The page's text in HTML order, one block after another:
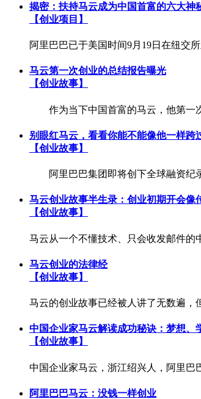
揭密：扶持马云成为中国首富的六大神
【创业项目】
阿里巴巴已于美国时间9月19日在纽交
马云第一次创业的总结报告曝光
【创业故事】
作为当下中国首富的马云，他第一次
别眼红马云，看看你能不能像他一样跨
【创业故事】
阿里巴巴集团即将创下全球融资纪录
马云创业故事半生录：创业初期开会像
【创业故事】
马云从一个不懂技术、只会收发邮件的
马云创业的法律经
【创业故事】
马云的创业故事已经被人讲了无数遍，
中国企业家马云解读成功秘诀：梦想、
【创业故事】
中国企业家马云，浙江绍兴人，阿里巴
阿里巴巴马云：没钱一样创业